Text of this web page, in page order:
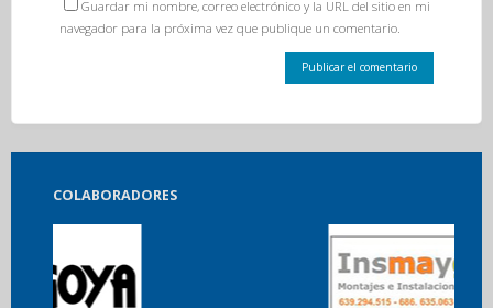
Guardar mi nombre, correo electrónico y la URL del sitio en mi
navegador para la próxima vez que publique un comentario.
COLABORADORES